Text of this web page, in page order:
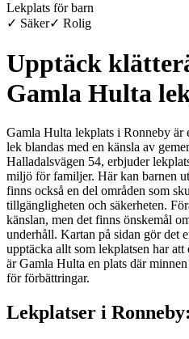
Lekplats för barn
✓ Säker✓ Rolig
Upptäck
Gamla Hulta
Gamla Hulta lekplats i Ronneby är
lek blandas med en känsla av
Halladalsvägen 54, erbjuder
miljö för familjer. Här kan barnen
finns också en del områden som
tillgängligheten och säkerheten.
känslan, men det finns önskemål
underhåll. Kartan på sidan gör det
upptäcka allt som lekplatsen har
är Gamla Hulta en plats där
för förbättringar.
Lekplatser i